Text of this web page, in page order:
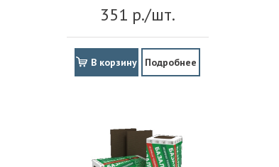
351 р./шт.
В корзину Подробнее